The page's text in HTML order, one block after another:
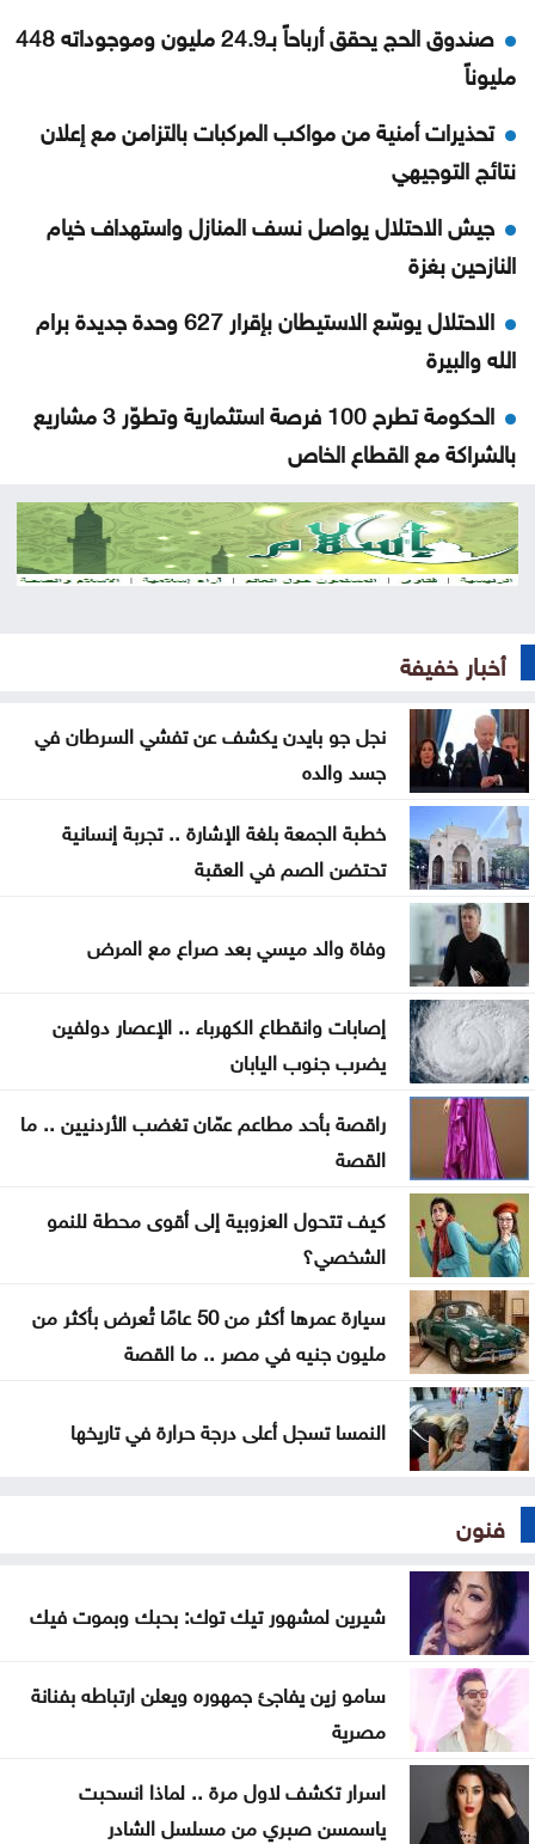
صندوق الحج يحقق أرباحاً بـ24.9 مليون وموجوداته 448
مليوناً
تحذيرات أمنية من مواكب المركبات بالتزامن مع إعلان
نتائج التوجيهي
جيش الاحتلال يواصل نسف المنازل واستهداف خيام
النازحين بغزة
الاحتلال يوسّع الاستيطان بإقرار 627 وحدة جديدة برام
الله والبيرة
الحكومة تطرح 100 فرصة استثمارية وتطوّر 3 مشاريع
بالشراكة مع القطاع الخاص
إيران تشترط ستة بنود لإعادة فتح هرمز وواشنطن
تراقب التنفيذ
85% من الخدمات الحكومية جرى رقمنتها حتى منتصف
2026
النواب يناقش الأحد قانون هيئة الاعتماد وشكاوى
البنزين
النقل البري تستكمل اليوم التشغيل التجريبي لخطوط
جديدة
السعودية: إخماد حريق في منشأة أرامكو بجيزان بلا
إصابات
حرائق الغابات تجبر 20 ألف شخص على إخلاء منازلهم
في كندا
إدارة الترخيص تبدأ بخدمة حجز مواعيد الفحص العملي
إلكترونيا
ارتفاع طفيف على الحرارة اليوم .. وكتلة حارة تقترب من
المملكة الاثنين
أخبار خفيفة
نجل جو بايدن يكشف عن تفشي السرطان في
جسد والده
خطبة الجمعة بلغة الإشارة .. تجربة إنسانية
تحتضن الصم في العقبة
وفاة والد ميسي بعد صراع مع المرض
إصابات وانقطاع الكهرباء .. الإعصار دولفين
يضرب جنوب اليابان
راقصة بأحد مطاعم عمّان تغضب الأردنيين .. ما
القصة
كيف تتحول العزوبية إلى أقوى محطة للنمو
الشخصي؟
سيارة عمرها أكثر من 50 عامًا تُعرض بأكثر من
مليون جنيه في مصر .. ما القصة
النمسا تسجل أعلى درجة حرارة في تاريخها
فنون
شيرين لمشهور تيك توك: بحبك وبموت فيك
سامو زين يفاجئ جمهوره ويعلن ارتباطه بفنانة
مصرية
اسرار تكشف لاول مرة .. لماذا انسحبت
ياسمسن صبري من مسلسل الشادر